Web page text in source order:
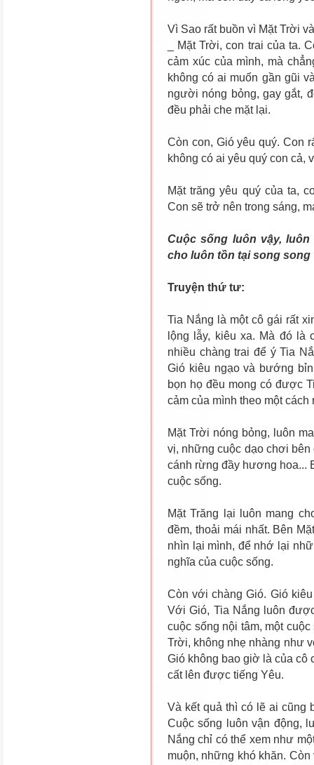
Vì Sao rất buồn vì Mặt Trời
_ Mặt Trời, con trai của ta.
cảm xúc của mình, mà
không có ai muốn gần gũi
người nóng bỏng, gay gắt,
đều phải che mặt lại.
Còn con, Gió yêu quý. Con
không có ai yêu quý con cả,
Mặt trăng yêu quý của ta,
Con sẽ trở nên trong sáng,
Cuộc sống luôn vậy,
cho luôn tồn tại song song
Truyện thứ tư:
Tia Nắng là một cô gái rất
lộng lẫy, kiêu xa. Mà đó
nhiều chàng trai để ý Tia
Gió kiêu ngạo và bướng
bọn họ đều mong có được
cảm của mình theo một cách
Mặt Trời nóng bỏng, luôn
vị, những cuộc dạo chơi
cánh rừng đầy hương hoa...
cuộc sống.
Mặt Trăng lại luôn mang
đềm, thoải mái nhất. Bên
nhìn lại mình, để nhớ lại
nghĩa của cuộc sống.
Còn với chàng Gió. Gió
Với Gió, Tia Nắng luôn
cuộc sống nội tâm, một
Trời, không nhẹ nhàng như
Gió không bao giờ là của cô
cất lên được tiếng Yêu.
Và kết quả thì có lẽ ai cũng
Cuộc sống luôn vận động,
Nắng chỉ có thể xem như
muộn, những khó khăn.